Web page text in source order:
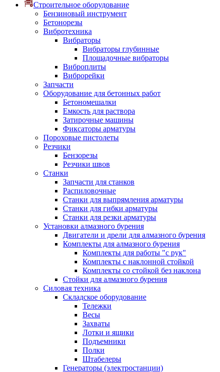
Строительное оборудование
Бензиновый инструмент
Бетонорезы
Вибротехника
Вибраторы
Вибраторы глубинные
Площадочные вибраторы
Виброплиты
Виброрейки
Запчасти
Оборудование для бетонных работ
Бетономешалки
Емкость для раствора
Затирочные машины
Фиксаторы арматуры
Пороховые пистолеты
Резчики
Бензорезы
Резчики швов
Станки
Запчасти для станков
Распиловочные
Станки для выпрямления арматуры
Станки для гибки арматуры
Станки для резки арматуры
Установки алмазного бурения
Двигатели и дрели для алмазного бурения
Комплекты для алмазного бурения
Комплекты для работы "с рук"
Комплекты с наклонной стойкой
Комплекты со стойкой без наклона
Стойки для алмазного бурения
Силовая техника
Складское оборудование
Тележки
Весы
Захваты
Лотки и ящики
Подъемники
Полки
Штабелеры
Генераторы (электростанции)